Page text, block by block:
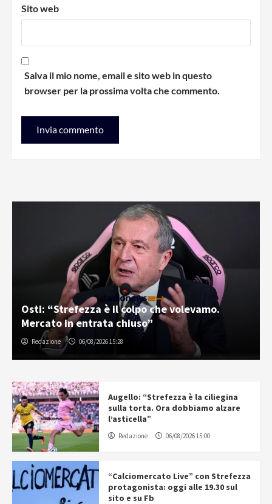
Sito web
Salva il mio nome, email e sito web in questo
browser per la prossima volta che commento.
Osti: “Strefezza è il colpo che volevamo.
Mercato in entrata chiuso”
Redazione 06/08/2026 15:28
Augello: “Strefezza è la ciliegina
sulla torta. Ora dobbiamo alzare
l’asticella”
Redazione 06/08/2026 15:00
“Calciomercato Live” con Strefezza
protagonista: oggi alle 19.30 sul
sito e su Fb